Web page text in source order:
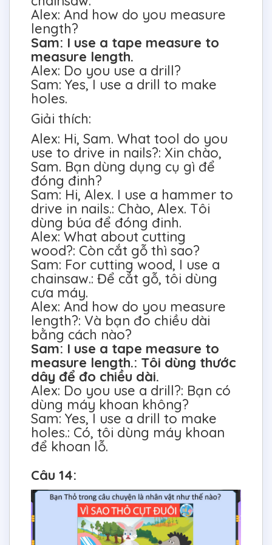
Alex: And how do you measure
length?
Sam: I use a tape measure to
measure length.
Alex: Do you use a drill?
Sam: Yes, I use a drill to make
holes.
Giải thích:
Alex: Hi, Sam. What tool do you
use to drive in nails?: Xin chào,
Sam. Bạn dùng dụng cụ gì để
đóng đinh?
Sam: Hi, Alex. I use a hammer to
drive in nails.: Chào, Alex. Tôi
dùng búa để đóng đinh.
Alex: What about cutting
wood?: Còn cắt gỗ thì sao?
Sam: For cutting wood, I use a
chainsaw.: Để cắt gỗ, tôi dùng
cưa máy.
Alex: And how do you measure
length?: Và bạn đo chiều dài
bằng cách nào?
Sam: I use a tape measure to
measure length.: Tôi dùng thước
dây để đo chiều dài.
Alex: Do you use a drill?: Bạn có
dùng máy khoan không?
Sam: Yes, I use a drill to make
holes.: Có, tôi dùng máy khoan
để khoan lỗ.
Câu 14: